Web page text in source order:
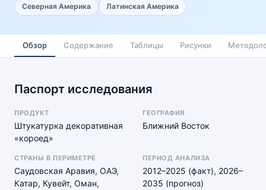
Северная Америка
Латинская Америка
Обзор Содержание Таблицы Рисунки
Паспорт исследования
ПРОДУКТ
Штукатурка декоративная
«короед»
ГЕОГРАФИЯ
Ближний Восток
СТРАНЫ В ПЕРИМЕТРЕ
Саудовская Аравия, ОАЭ,
Катар, Кувейт, Оман,
ПЕРИОД АНАЛИЗА
2012–2025 (факт), 2026–
2035 (прогноз)